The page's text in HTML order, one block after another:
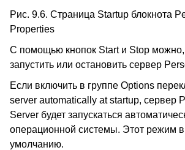
Рис. 9.6. Страница Startup блокнота
Properties
С помощью кнопок Start и Stop можно,
запустить или остановить сервер
Если включить в группе Options
server automatically at startup, сервер
Server будет запускаться
операционной системы. Этот режим
умолчанию.